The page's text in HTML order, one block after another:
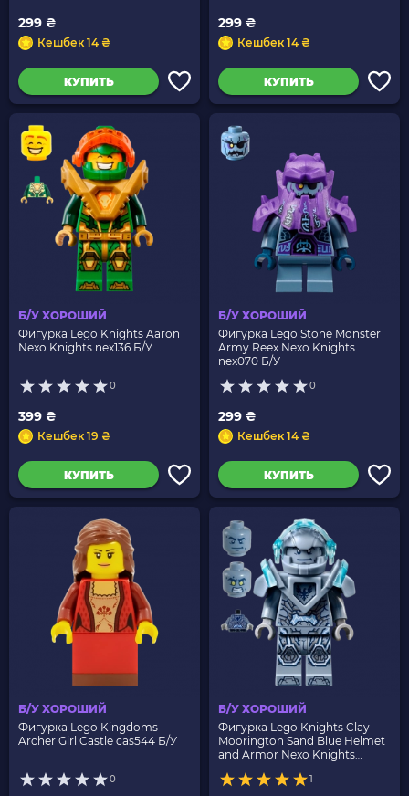
299 ₴
Кешбек 14 ₴
КУПИТЬ
299 ₴
Кешбек 14 ₴
КУПИТЬ
Б/У ХОРОШИЙ
Фигурка Lego Knights Aaron
Nexo Knights nex136 Б/У
0
399 ₴
Кешбек 19 ₴
КУПИТЬ
Б/У ХОРОШИЙ
Фигурка Lego Stone Monster
Army Reex Nexo Knights
nex070 Б/У
0
299 ₴
Кешбек 14 ₴
КУПИТЬ
Б/У ХОРОШИЙ
Фигурка Lego Kingdoms
Archer Girl Castle cas544 Б/У
0
Б/У ХОРОШИЙ
Фигурка Lego Knights Clay
Moorington Sand Blue Helmet
and Armor Nexo Knights
1